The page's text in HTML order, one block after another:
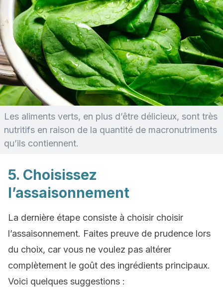
Les aliments verts, en plus d’être délicieux, sont très
nutritifs en raison de la quantité de macronutriments
qu’ils contiennent.
5. Choisissez
l’assaisonnement
La dernière étape consiste à choisir choisir
l’assaisonnement. Faites preuve de prudence lors
du choix, car vous ne voulez pas altérer
complètement le goût des ingrédients principaux.
Voici quelques suggestions :